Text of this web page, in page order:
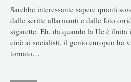
Sarebbe interessante sapere quanti
dalle scritte allarmanti e dalle foto
sigarette. Eh, da quando la Ue è
cioè ai socialisti, il genio europeo ha
tornato…